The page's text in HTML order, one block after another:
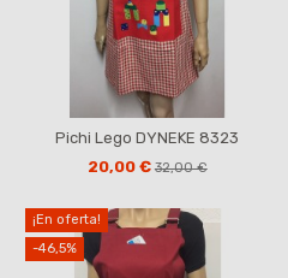
Pichi Lego DYNEKE 8323
20,00 € 32,00 €
¡En oferta!
-46,5%